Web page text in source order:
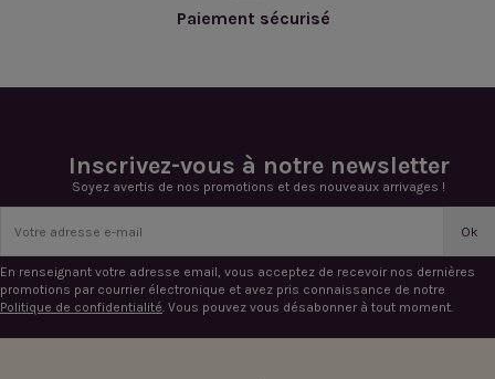
Paiement sécurisé
Inscrivez-vous à notre newsletter
Soyez avertis de nos promotions et des nouveaux arrivages !
En renseignant votre adresse email, vous acceptez de recevoir nos dernières
promotions par courrier électronique et avez pris connaissance de notre
Politique de confidentialité. Vous pouvez vous désabonner à tout moment.